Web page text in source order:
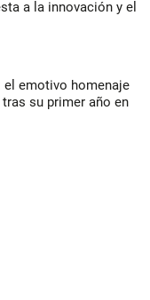
a la innovación y el
el emotivo homenaje
su primer año en